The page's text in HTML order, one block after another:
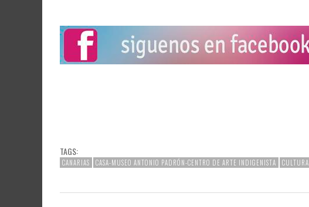
TAGS:
CANARIAS CASA-MUSEO ANTONIO PADRÓN-CENTRO DE ARTE INDIGENISTA CULTURA